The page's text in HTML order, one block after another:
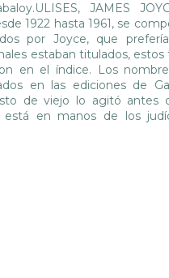
JAMES
1922 hasta 1961, se
por Joyce, que
estaban titulados,
en el índice. Los
en las ediciones de
de viejo lo agitó antes
está en manos de los